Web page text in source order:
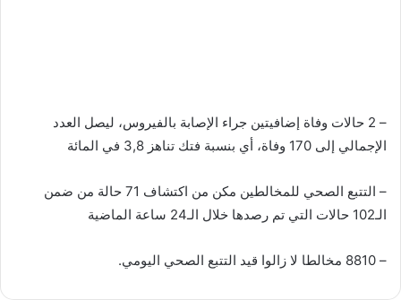
– 2 حالات وفاة إضافيتين جراء الإصابة بالفيروس، ليصل العدد
الإجمالي إلى 170 وفاة، أي بنسبة فتك تناهز 3,8 في المائة
– التتبع الصحي للمخالطين مكن من اكتشاف 71 حالة من ضمن
الـ102 حالات التي تم رصدها خلال الـ24 ساعة الماضية
– 8810 مخالطا لا زالوا قيد التتبع الصحي اليومي.